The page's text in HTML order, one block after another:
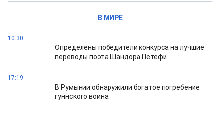
В МИРЕ
10:30
Определены победители конкурса на лучшие
переводы поэта Шандора Петефи
17:19
В Румынии обнаружили богатое погребение
гуннского воина